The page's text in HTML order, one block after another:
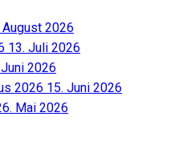
August 2026
13. Juli 2026
2026
2026 15. Juni 2026
Mai 2026